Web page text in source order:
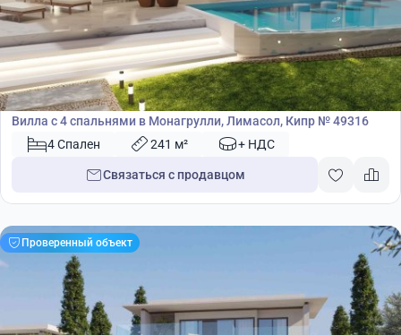
€899 000
Вилла
Вилла с 4 спальнями в Монагрулли, Лимасол, Кипр № 49316
4 Спален
241 м² + НДС
Связаться с продавцом
Проверенный объект